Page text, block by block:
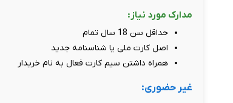
مدارک مورد نیاز:
حداقل سن 18 سال تمام
اصل کارت ملی یا شناسنامه جدید
همراه داشتن سیم کارت فعال به نام خریدار
غیر حضوری: